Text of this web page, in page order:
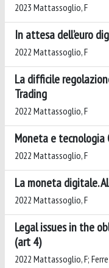
2023 Mattassoglio, F
In attesa dell’euro
2022 Mattassoglio, F
La difficile
Trading
2022 Mattassoglio, F
Moneta e
2022 Mattassoglio, F
La moneta digitale.
2022 Mattassoglio, F
Legal issues in the
(art 4)
2022 Mattassoglio, F;